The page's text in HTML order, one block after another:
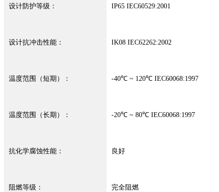
设计防护等级： IP65 IEC60529:2001
设计抗冲击性能： IK08 IEC62262:2002
温度范围（短期）： -40℃ ~ 120℃ IEC60068:1997
温度范围（长期）： -20℃ ~ 80℃ IEC60068:1997
抗化学腐蚀性能： 良好
阻燃等级： 完全阻燃